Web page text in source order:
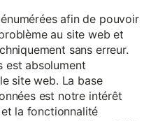
afin de pouvoir
au site web et
sans erreur.
est absolument
site web. La base
est notre intérêt
la fonctionnalité